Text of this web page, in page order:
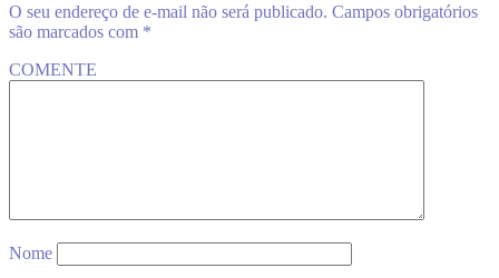
O seu endereço de e-mail não será publicado. Campos obrigatórios
são marcados com *
COMENTE
Nome